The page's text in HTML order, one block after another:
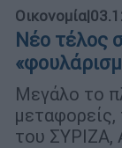
Οικονομία|
Νέο τέλος
Μεγάλο το
του ΣΥΡΙΖΑ,